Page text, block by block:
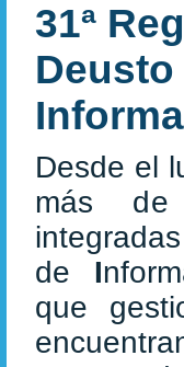
31ª
Desde el
más de
de I
que